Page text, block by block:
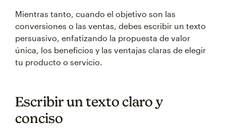
Mientras tanto, cuando el objetivo son las
conversiones o las ventas, debes escribir un texto
persuasivo, enfatizando la propuesta de valor
única, los beneficios y las ventajas claras de elegir
tu producto o servicio.
Escribir un texto claro y
conciso